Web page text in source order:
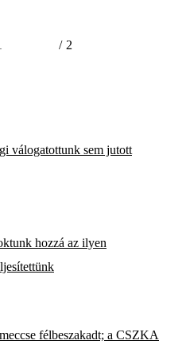
/ 2
válogatottunk sem jutott
hozzá az ilyen
félbeszakadt; a CSZKA